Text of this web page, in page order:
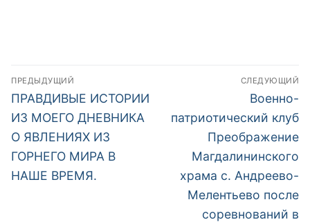
Навигация
по
записям
ПРЕДЫДУЩИЙ
Предыдущая
запись:
ПРАВДИВЫЕ ИСТОРИИ
ИЗ МОЕГО ДНЕВНИКА
О ЯВЛЕНИЯХ ИЗ
ГОРНЕГО МИРА В
НАШЕ ВРЕМЯ.
СЛЕДУЮЩИЙ
запись:
Военно-
патриотический клуб
Преображение
Магдалининского
храма с. Андреево-
Мелентьево после
соревнований в